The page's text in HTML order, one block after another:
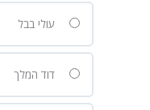
עולי בבל
דוד המלך